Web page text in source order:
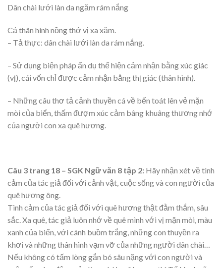
Dân chài lưới làn da ngăm rám nắng
Cả thân hình nồng thở vị xa xăm.
– Tả thực: dân chài lưới làn da rám nắng.
– Sử dụng biện pháp ẩn dụ thể hiện cảm nhận bằng xúc giác
(vị), cái vốn chỉ được cảm nhận bằng thị giác (thân hình).
– Những câu thơ tả cảnh thuyền cá về bến toát lên vẻ mặn
mòi của biển, thấm đượm xúc cảm bâng khuâng thương nhớ
của người con xa quê hương.
Câu 3 trang 18 – SGK Ngữ văn 8 tập 2: Hãy nhận xét về tình
cảm của tác giả đối với cảnh vật, cuộc sống và con người của
quê hương ông.
Tình cảm của tác giả đối với quê hương thật đằm thắm, sâu
sắc. Xa quê, tác giả luôn nhớ về quê mình với vị mặn mòi, màu
xanh của biển, với cánh buồm trắng, những con thuyền ra
khơi và những thân hình vạm vỡ của những người dân chài…
Nếu không có tấm lòng gắn bó sâu nặng với con người và